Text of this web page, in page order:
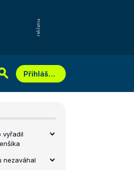
Přihlášení
vyřadil
nezaváhal